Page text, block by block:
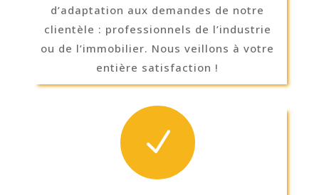
d’adaptation aux demandes de notre
clientèle : professionnels de l’industrie
ou de l’immobilier. Nous veillons à votre
entière satisfaction !
N